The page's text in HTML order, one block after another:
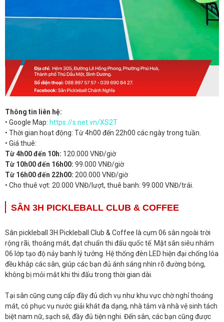
Thông tin liên hệ:
• Google Map: https://s.net.vn/XS2T
• Thời gian hoạt động: Từ 4h00 đến 22h00 các ngày trong tuần.
• Giá thuê:
Từ 4h00 đến 10h: 120.000 VNĐ/giờ
Từ 10h00 đến 16h00: 99.000 VNĐ/giờ
Từ 16h00 đến 22h00: 200.000 VNĐ/giờ
• Cho thuê vợt: 20.000 VNĐ/lượt, thuê banh: 99.000 VNĐ/trái.
SÂN 3H PICKLEBALL CLUB & COFFEE
Sân pickleball 3H Pickleball Club & Coffee là cụm 06 sân ngoài trời
rộng rãi, thoáng mát, đạt chuẩn thi đấu quốc tế. Mặt sân siêu nhám
06 lớp tạo độ nảy banh lý tưởng. Hệ thống đèn LED hiện đại chống lóa
đều khắp các sân, giúp các bạn đủ ánh sáng nhìn rõ đường bóng,
không bị mỏi mắt khi thi đấu trong thời gian dài.
Tại sân cũng cung cấp đầy đủ dịch vụ như khu vực chờ nghỉ thoáng
mát, có phục vụ nước giải khát đa dạng, nhà tắm và nhà vệ sinh tách
biệt nam nữ, sạch sẽ, đầy đủ tiện nghi. Đến sân, các bạn cũng được